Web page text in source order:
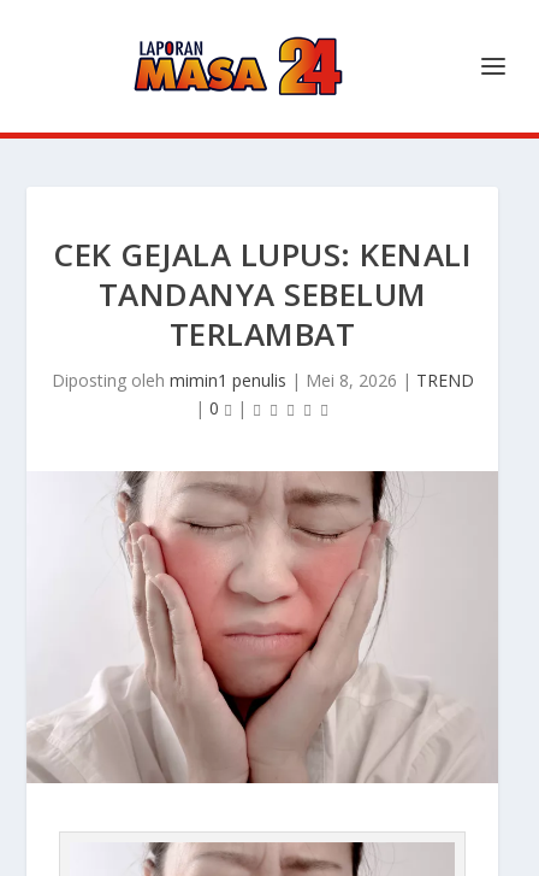
CEK GEJALA LUPUS: KENALI
TANDANYA SEBELUM
TERLAMBAT
Diposting oleh mimin1 penulis | Mei 8, 2026 | TREND
| 0 |